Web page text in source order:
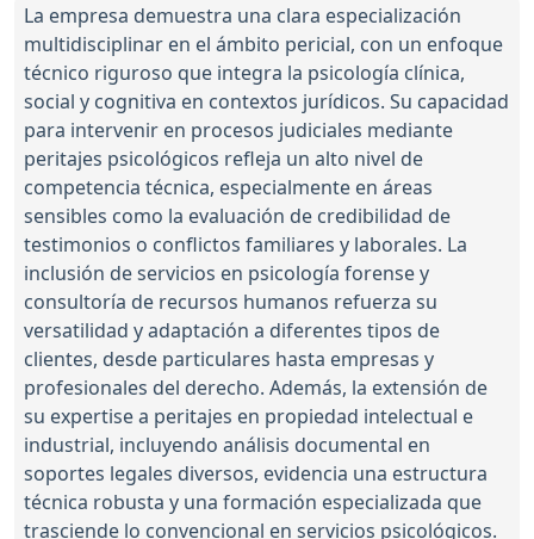
La empresa demuestra una clara especialización
multidisciplinar en el ámbito pericial, con un enfoque
técnico riguroso que integra la psicología clínica,
social y cognitiva en contextos jurídicos. Su capacidad
para intervenir en procesos judiciales mediante
peritajes psicológicos refleja un alto nivel de
competencia técnica, especialmente en áreas
sensibles como la evaluación de credibilidad de
testimonios o conflictos familiares y laborales. La
inclusión de servicios en psicología forense y
consultoría de recursos humanos refuerza su
versatilidad y adaptación a diferentes tipos de
clientes, desde particulares hasta empresas y
profesionales del derecho. Además, la extensión de
su expertise a peritajes en propiedad intelectual e
industrial, incluyendo análisis documental en
soportes legales diversos, evidencia una estructura
técnica robusta y una formación especializada que
trasciende lo convencional en servicios psicológicos.